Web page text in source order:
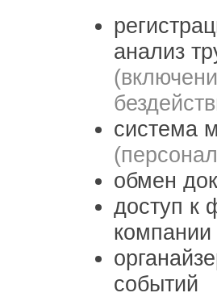
анализ
система
обмен
доступ к
компании
событий